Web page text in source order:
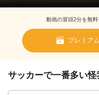
動画の冒頭2分を無料
プレミア
サッカーで一番多い